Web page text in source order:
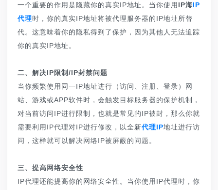
一个重要的作用是隐藏你的真实IP地址。当你使用IP海IP
代理时，你的真实IP地址将被代理服务器的IP地址所替
代。这意味着你的隐私得到了保护，因为其他人无法追踪
你的真实IP地址。
二、解决IP限制/IP封禁问题
当你频繁使用同一IP地址进行（访问、注册、登录）网
站、游戏或APP软件时，会触发目标服务器的保护机制，
对当前访问IP进行限制，也就是常见的IP被封，那么你就
需要利用IP代理对IP进行修改，以全新代理IP地址进行访
问，这样就可以解决网络IP被屏蔽的问题。
三、提高网络安全性
IP代理还能提高你的网络安全性。当你使用IP代理时，你